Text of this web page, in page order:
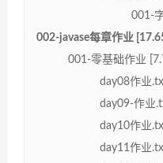
001-
002-javase每章作业
001-零基础作业
day08作业
day09-作业
day10作业
day11作业